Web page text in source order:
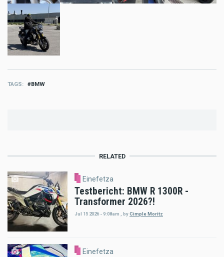
TAGS BMW
RELATED
Einefetza
Testbericht: BMW R 1300R -
Transformer 2026?!
Jul 15 2026 - 9:08am byCimple Moritz
Einefetza